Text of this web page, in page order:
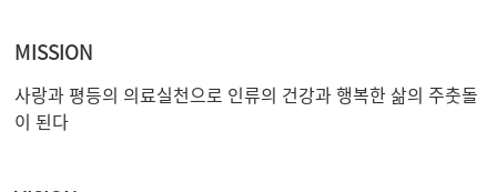
MISSION
사랑과 평등의 의료실천으로 인류의 건강과 행복한 삶의 주춧돌
이 된다